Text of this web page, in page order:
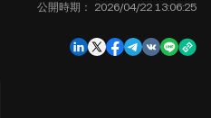
公開時期： 2026/04/22 13:06:25